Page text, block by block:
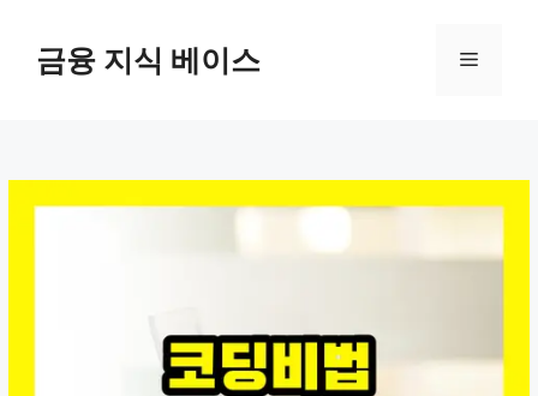
금융 지식 베이스 메